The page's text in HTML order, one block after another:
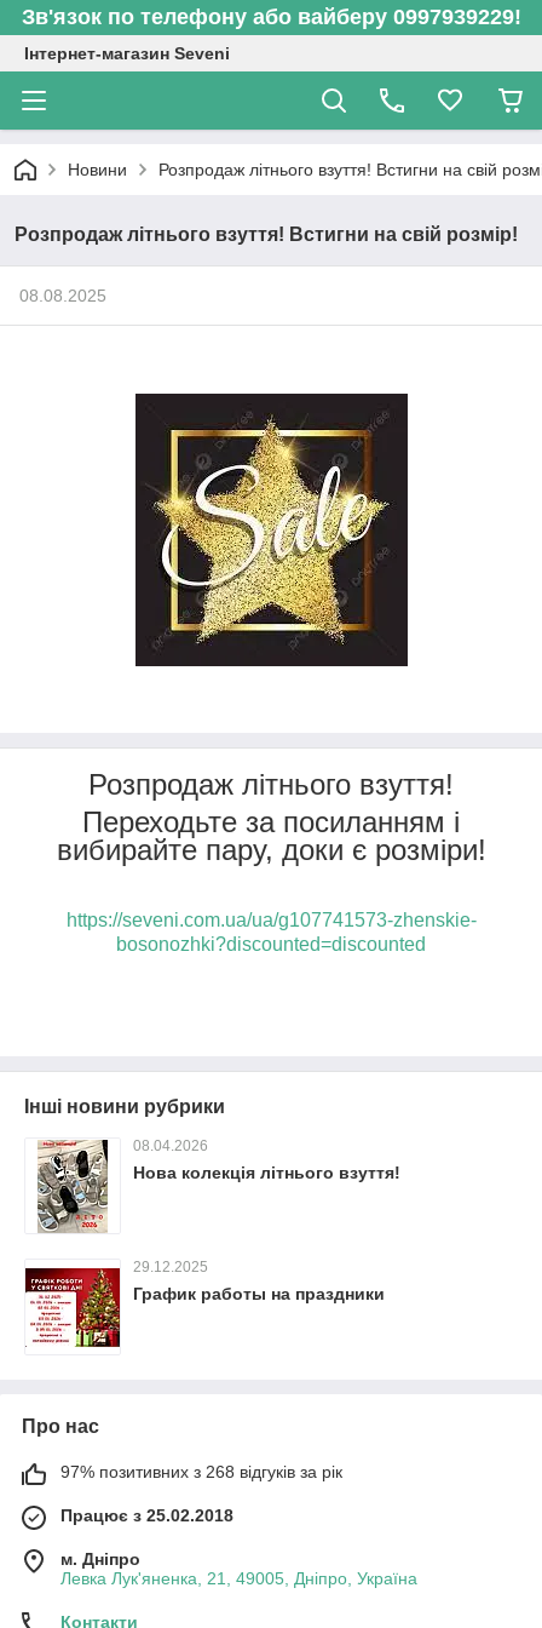
Зв'язок по телефону або вайберу 0997939229!
Інтернет-магазин Seveni
Новини Розпродаж літнього взуття! Встигни на свій
Розпродаж літнього взуття! Встигни на свій розмір!
08.08.2025
Розпродаж літнього взуття!
Переходьте за посиланням і
вибирайте пару, доки є розміри!
https://seveni.com.ua/ua/g107741573-zhenskie-
bosonozhki?discounted=discounted
Інші новини рубрики
08.04.2026
Нова колекція літнього взуття!
29.12.2025
График работы на праздники
Про нас
97% позитивних з 268 відгуків за рік
Працює з 25.02.2018
м. Дніпро
Левка Лук'яненка, 21, 49005, Дніпро, Україна
Контакти